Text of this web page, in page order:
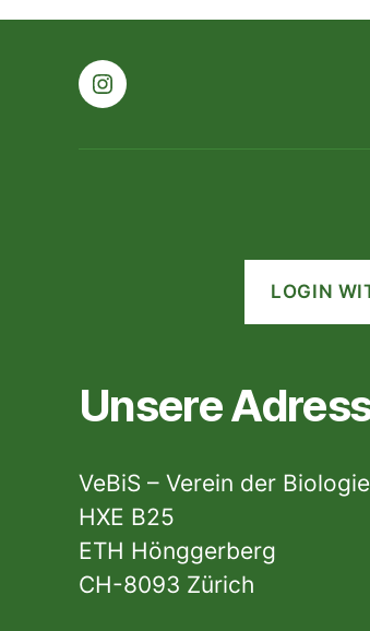
Instagram
LOGIN
Unsere
VeBiS – Verein der
HXE B25
ETH Hönggerberg
CH-8093 Zürich